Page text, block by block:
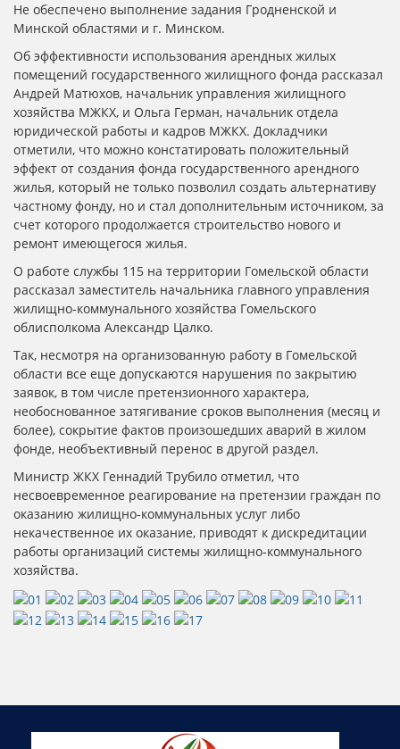
Не обеспечено выполнение задания Гродненской и
Минской областями и г. Минском.
Об эффективности использования арендных жилых
помещений государственного жилищного фонда рассказал
Андрей Матюхов, начальник управления жилищного
хозяйства МЖКХ, и Ольга Герман, начальник отдела
юридической работы и кадров МЖКХ. Докладчики
отметили, что можно констатировать положительный
эффект от создания фонда государственного арендного
жилья, который не только позволил создать альтернативу
частному фонду, но и стал дополнительным источником, за
счет которого продолжается строительство нового и
ремонт имеющегося жилья.
О работе службы 115 на территории Гомельской области
рассказал заместитель начальника главного управления
жилищно-коммунального хозяйства Гомельского
облисполкома Александр Цалко.
Так, несмотря на организованную работу в Гомельской
области все еще допускаются нарушения по закрытию
заявок, в том числе претензионного характера,
необоснованное затягивание сроков выполнения (месяц и
более), сокрытие фактов произошедших аварий в жилом
фонде, необъективный перенос в другой раздел.
Министр ЖКХ Геннадий Трубило отметил, что
несвоевременное реагирование на претензии граждан по
оказанию жилищно-коммунальных услуг либо
некачественное их оказание, приводят к дискредитации
работы организаций системы жилищно-коммунального
хозяйства.